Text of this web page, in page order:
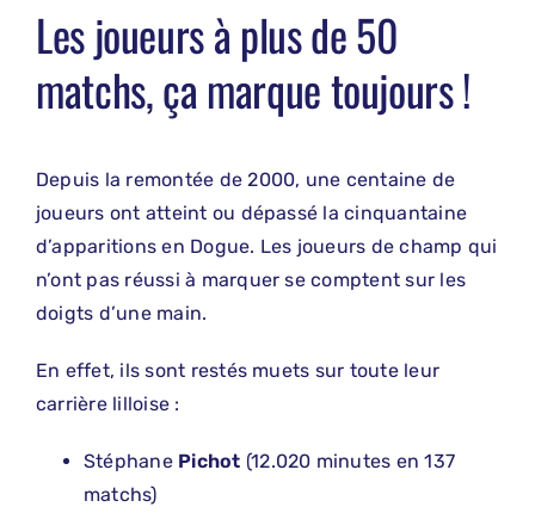
Les joueurs à plus de 50
matchs, ça marque toujours !
Depuis la remontée de 2000, une centaine de
joueurs ont atteint ou dépassé la cinquantaine
d’apparitions en Dogue. Les joueurs de champ qui
n’ont pas réussi à marquer se comptent sur les
doigts d’une main.
En effet, ils sont restés muets sur toute leur
carrière lilloise :
Stéphane Pichot (12.020 minutes en 137
matchs)